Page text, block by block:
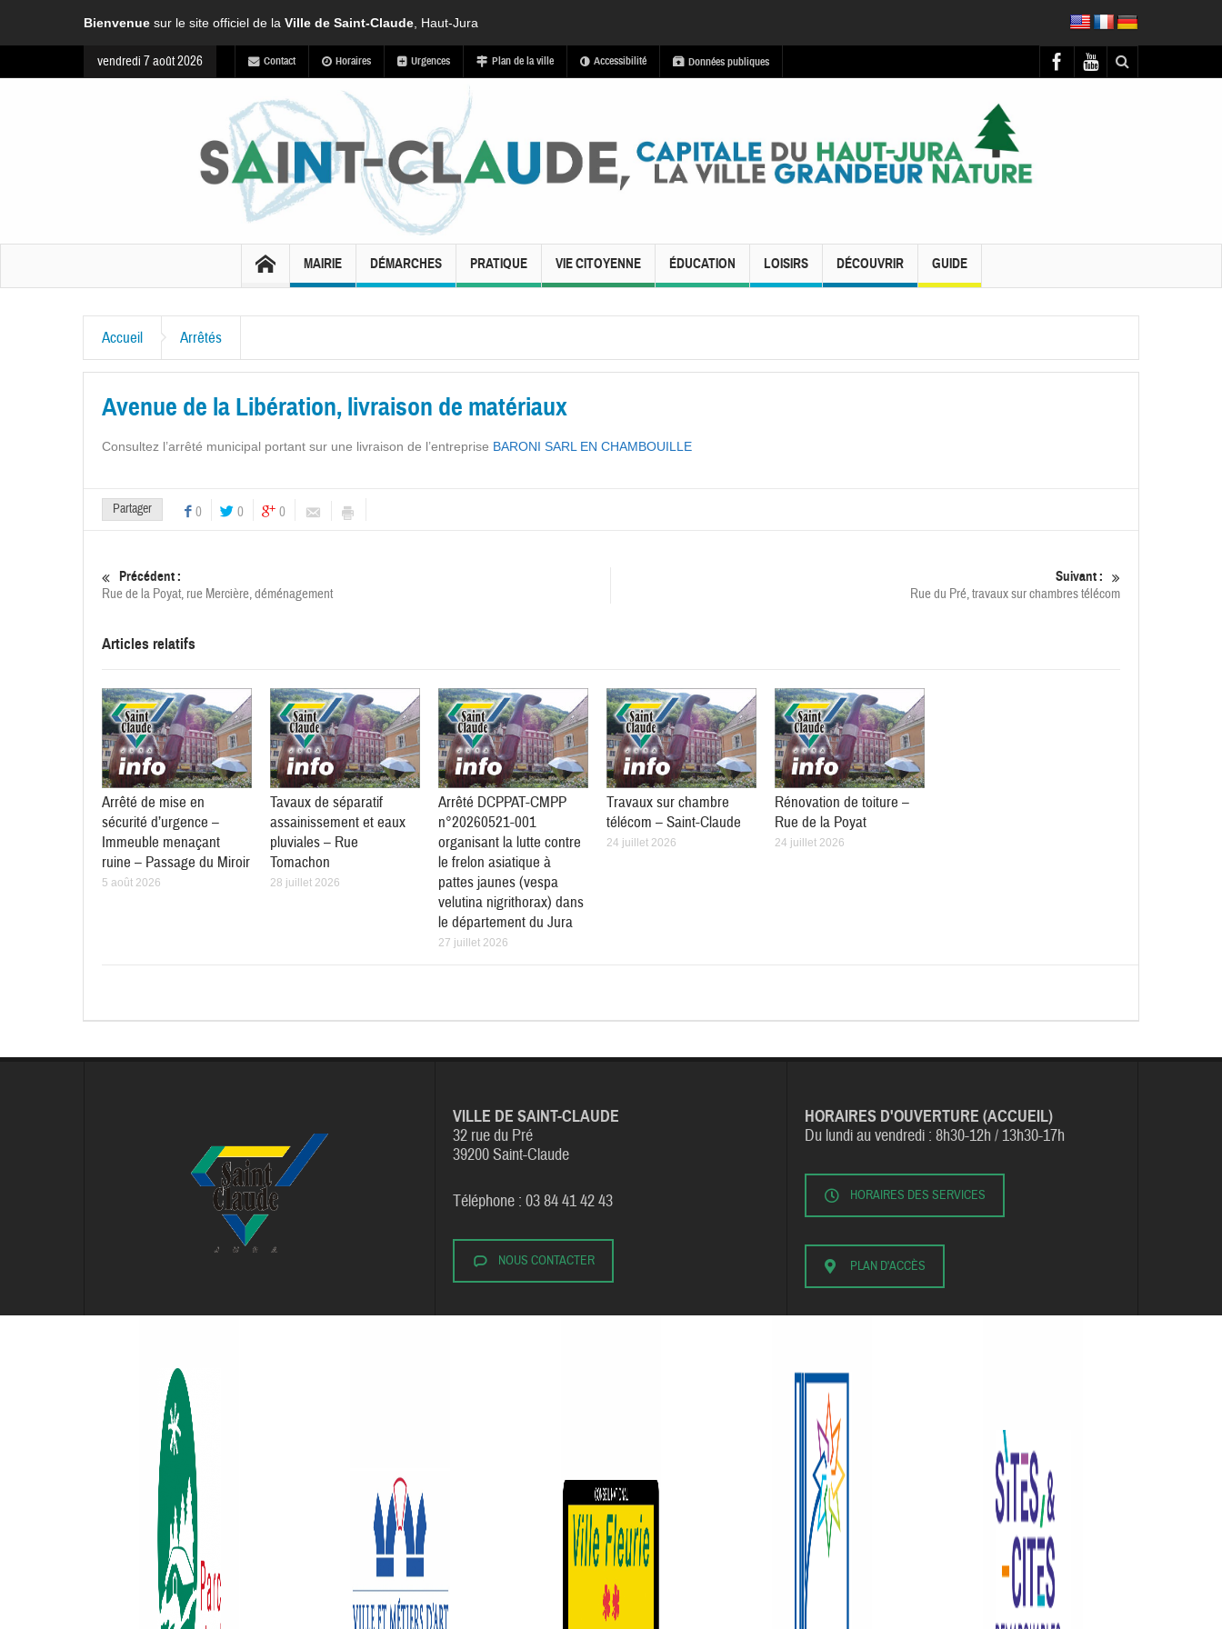
Bienvenue sur le site officiel de la Ville de Saint-Claude , Haut-Jura
vendredi 7 août 2026 Contact Horaires Urgences Plan de la ville Accessibilité Données publiques
MAIRIE DÉMARCHES PRATIQUE VIE CITOYENNE ÉDUCATION LOISIRS DÉCOUVRIR GUIDE
Accueil Arrêtés
Avenue de la Libération, livraison de matériaux
Consultez l’arrêté municipal portant sur une livraison de l’entreprise BARONI SARL EN CHAMBOUILLE
Partager 0 0 0
Précédent :
Rue de la Poyat, rue Mercière, déménagement
Suivant :
Rue du Pré, travaux sur chambres télécom
Articles relatifs
Arrêté de mise en
sécurité d’urgence –
Immeuble menaçant
ruine – Passage du Miroir
5 août 2026
Tavaux de séparatif
assainissement et eaux
pluviales – Rue
Tomachon
28 juillet 2026
Arrêté DCPPAT-CMPP
n°20260521-001
organisant la lutte contre
le frelon asiatique à
pattes jaunes (vespa
velutina nigrithorax) dans
le département du Jura
27 juillet 2026
Travaux sur chambre
télécom – Saint-Claude
24 juillet 2026
Rénovation de toiture –
Rue de la Poyat
24 juillet 2026
VILLE DE SAINT-CLAUDE
32 rue du Pré
39200 Saint-Claude
Téléphone : 03 84 41 42 43
NOUS CONTACTER
HORAIRES D'OUVERTURE (ACCUEIL)
Du lundi au vendredi : 8h30-12h / 13h30-17h
HORAIRES DES SERVICES
PLAN D'ACCÈS